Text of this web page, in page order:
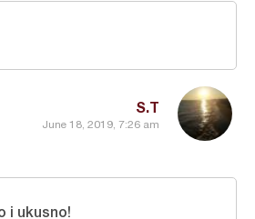
S.T
June 18, 2019, 7:26 am
i ukusno!